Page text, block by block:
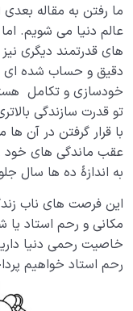
آیا سرنوشت ما از
پذیر است؟
انتخاب اطاعت و
تأثیری بر سرنوشت
نقش انتخاب های
سوی کمال یا سقوط؟
آیا روح انسان
منظر انسان شناسی
چرا ابتلائات مؤمن
امتحان می کند؟
خدا چگونه ما را با
ما رفتن به مقاله بعدی
عالم دنیا می شویم.
های قدرتمند دیگری نیز
دقیق و حساب شده ای
خودسازی و تکامل
تو قدرت سازندگی
با قرار گرفتن در آن
عقب ماندگی های خود
به اندازۀ ده ها سال
این فرصت های ناب
مکانی و رحم استاد
خاصیت رحمی دنیا
رحم استاد خواهیم